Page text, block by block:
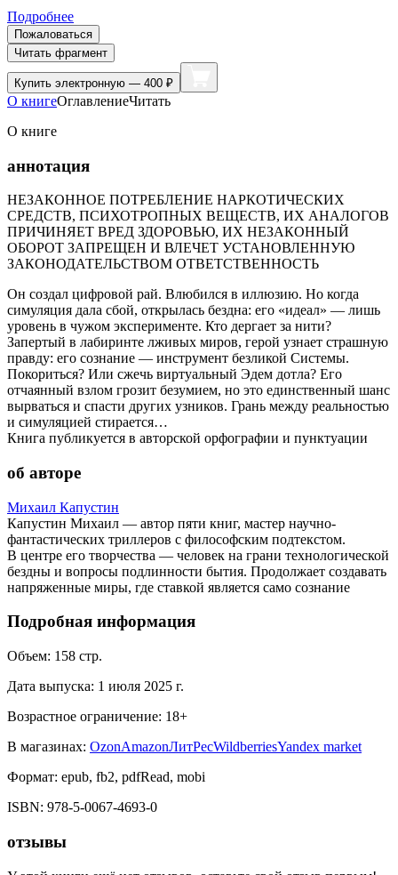
Подробнее
Пожаловаться
Читать фрагмент
Купить электронную — 400 ₽
О книгеОглавлениеЧитать
О книге
аннотация
НЕЗАКОННОЕ ПОТРЕБЛЕНИЕ НАРКОТИЧЕСКИХ
СРЕДСТВ, ПСИХОТРОПНЫХ ВЕЩЕСТВ, ИХ АНАЛОГОВ
ПРИЧИНЯЕТ ВРЕД ЗДОРОВЬЮ, ИХ НЕЗАКОННЫЙ
ОБОРОТ ЗАПРЕЩЕН И ВЛЕЧЕТ УСТАНОВЛЕННУЮ
ЗАКОНОДАТЕЛЬСТВОМ ОТВЕТСТВЕННОСТЬ
Он создал цифровой рай. Влюбился в иллюзию. Но когда
симуляция дала сбой, открылась бездна: его «идеал» — лишь
уровень в чужом эксперименте. Кто дергает за нити?
Запертый в лабиринте лживых миров, герой узнает страшную
правду: его сознание — инструмент безликой Системы.
Покориться? Или сжечь виртуальный Эдем дотла? Его
отчаянный взлом грозит безумием, но это единственный шанс
вырваться и спасти других узников. Грань между реальностью
и симуляцией стирается…
Книга публикуется в авторской орфографии и пунктуации
об авторе
Михаил Капустин
Капустин Михаил — автор пяти книг, мастер научно-
фантастических триллеров с философским подтекстом.
В центре его творчества — человек на грани технологической
бездны и вопросы подлинности бытия. Продолжает создавать
напряженные миры, где ставкой является само сознание
Подробная информация
Объем: 158 стр.
Дата выпуска: 1 июля 2025 г.
Возрастное ограничение: 18+
В магазинах: OzonAmazonЛитРесWildberriesYandex market
Формат: epub, fb2, pdfRead, mobi
ISBN: 978-5-0067-4693-0
отзывы